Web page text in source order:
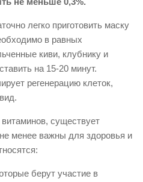
легко приготовить маску
в равных
киви, клубнику и
на 15-20 минут.
регенерацию клеток,
существует
менее важны для здоровья и
берут участие в